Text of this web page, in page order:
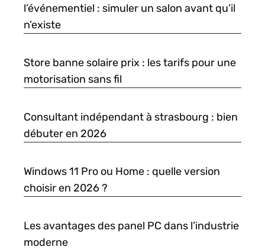
l’événementiel : simuler un salon avant qu’il
n’existe
Store banne solaire prix : les tarifs pour une
motorisation sans fil
Consultant indépendant à strasbourg : bien
débuter en 2026
Windows 11 Pro ou Home : quelle version
choisir en 2026 ?
Les avantages des panel PC dans l’industrie
moderne